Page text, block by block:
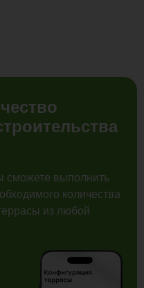
сможете выполнить
количества
из любой